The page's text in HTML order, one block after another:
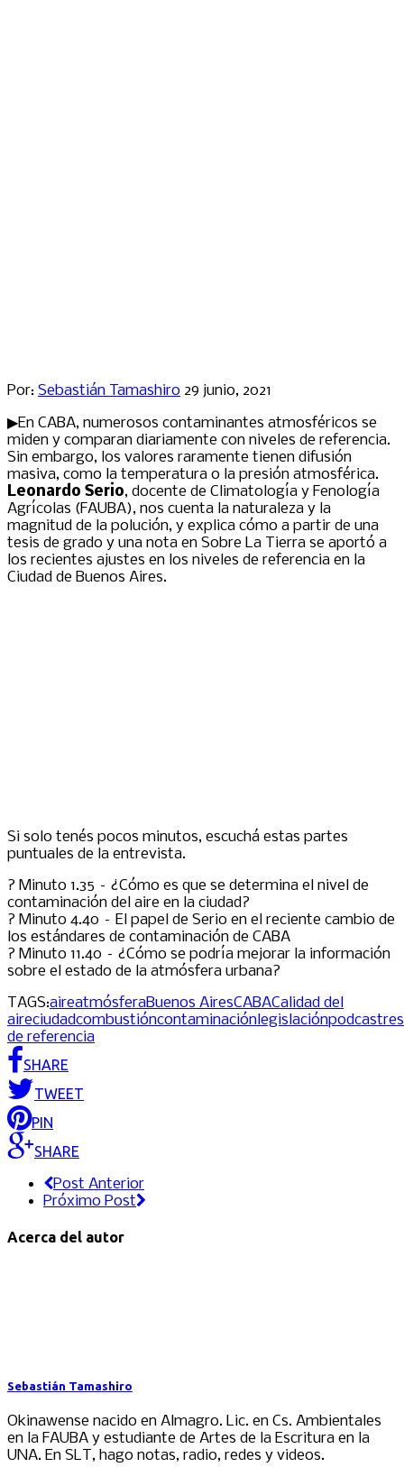
Por: Sebastián Tamashiro 29 junio, 2021
▶En CABA, numerosos contaminantes atmosféricos se
miden y comparan diariamente con niveles de referencia.
Sin embargo, los valores raramente tienen difusión
masiva, como la temperatura o la presión atmosférica.
Leonardo Serio, docente de Climatología y Fenología
Agrícolas (FAUBA), nos cuenta la naturaleza y la
magnitud de la polución, y explica cómo a partir de una
tesis de grado y una nota en Sobre La Tierra se aportó a
los recientes ajustes en los niveles de referencia en la
Ciudad de Buenos Aires.
Si solo tenés pocos minutos, escuchá estas partes
puntuales de la entrevista.
? Minuto 1.35 – ¿Cómo es que se determina el nivel de
contaminación del aire en la ciudad?
? Minuto 4.40 – El papel de Serio en el reciente cambio de
los estándares de contaminación de CABA
? Minuto 11.40 – ¿Cómo se podría mejorar la información
sobre el estado de la atmósfera urbana?
TAGS:aireatmósferaBuenos AiresCABACalidad del
aireciudadcombustióncontaminaciónlegislaciónpodcast
de referencia
SHARE
TWEET
PIN
SHARE
Post Anterior
Próximo Post
Acerca del autor
Sebastián Tamashiro
Okinawense nacido en Almagro. Lic. en Cs. Ambientales
en la FAUBA y estudiante de Artes de la Escritura en la
UNA. En SLT, hago notas, radio, redes y videos.